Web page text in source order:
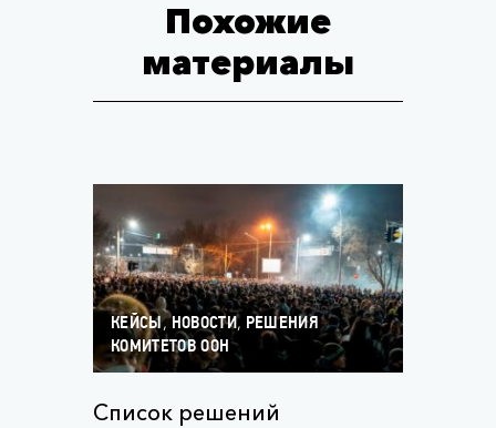
Похожие
материалы
КЕЙСЫ,НОВОСТИ, РЕШЕНИЯ
КОМИТЕТОВ ООН
Список решений